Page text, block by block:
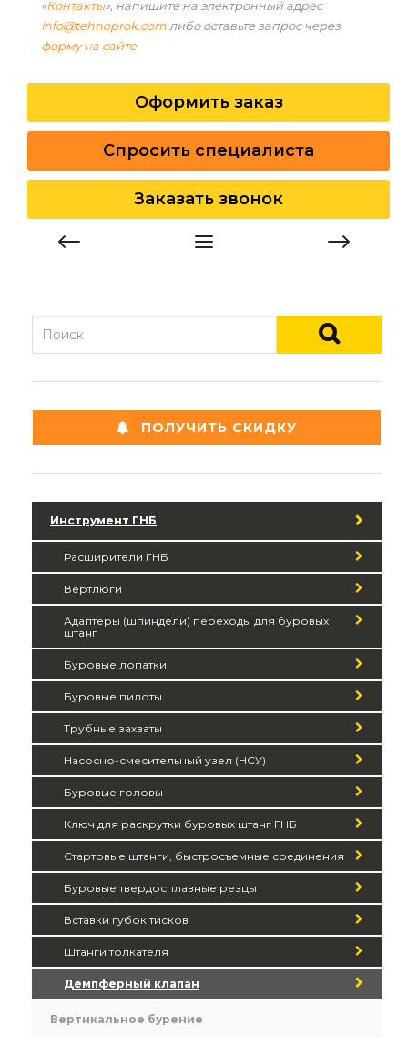
«Контакты», напишите на электронный адрес
info@tehnoprok.com либо оставьте запрос через
форму на сайте.
Оформить заказ
Спросить специалиста
Заказать звонок
ПОЛУЧИТЬ СКИДКУ
Инструмент ГНБ
Расширители ГНБ
Вертлюги
Адаптеры (шпиндели) переходы для буровых
штанг
Буровые лопатки
Буровые пилоты
Трубные захваты
Насосно-смесительный узел (НСУ)
Буровые головы
Ключ для раскрутки буровых штанг ГНБ
Стартовые штанги, быстросъемные соединения
Буровые твердосплавные резцы
Вставки губок тисков
Штанги толкателя
Демпферный клапан
Вертикальное бурение